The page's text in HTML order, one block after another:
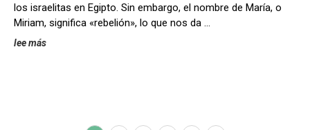
los israelitas en Egipto. Sin embargo, el nombre de María, o
Miriam, significa «rebelión», lo que nos da …
lee más